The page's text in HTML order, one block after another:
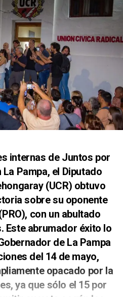
internas de Juntos por
Pampa, el Diputado
(UCR) obtuvo
sobre su oponente
con un abultado
Este abrumador éxito lo
de La Pampa
del 14 de mayo,
opacado por la
ya que sólo el 15 por